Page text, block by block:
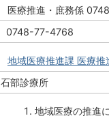
医療推進・庶務係
0748-77-4768
地域医療推進課 医療
石部診療所
地域医療の推進